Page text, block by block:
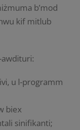
b’mod
kif mitlub
u l-programm
biex
sinifikanti;